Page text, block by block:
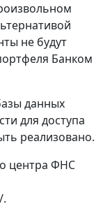
не будут
Банком
данных
для доступа
реализовано.
центра ФНС